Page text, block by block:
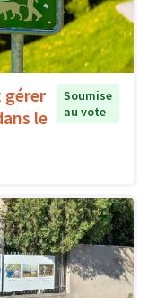
gérer
le
Soumise
au vote